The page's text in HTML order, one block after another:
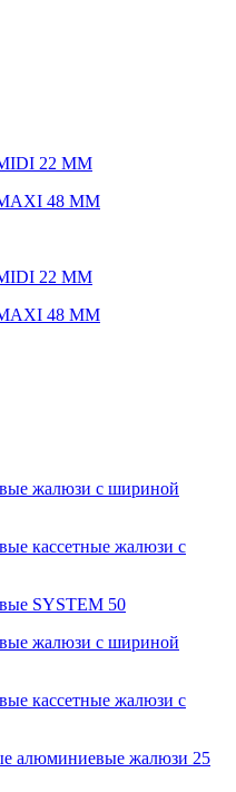
22 ММ
48 ММ
22 ММ
48 ММ
жалюзи с шириной
кассетные жалюзи с
SYSTEM 50
жалюзи с шириной
кассетные жалюзи с
алюминиевые жалюзи 25